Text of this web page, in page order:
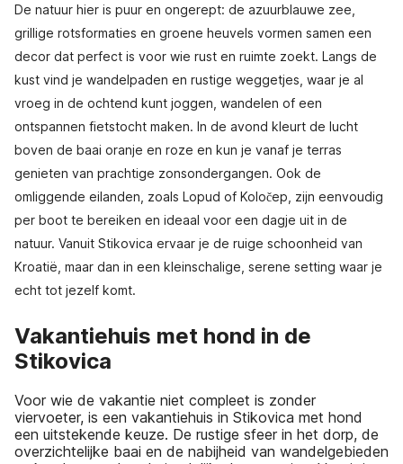
De natuur hier is puur en ongerept: de azuurblauwe zee,
grillige rotsformaties en groene heuvels vormen samen een
decor dat perfect is voor wie rust en ruimte zoekt. Langs de
kust vind je wandelpaden en rustige weggetjes, waar je al
vroeg in de ochtend kunt joggen, wandelen of een
ontspannen fietstocht maken. In de avond kleurt de lucht
boven de baai oranje en roze en kun je vanaf je terras
genieten van prachtige zonsondergangen. Ook de
omliggende eilanden, zoals Lopud of Koločep, zijn eenvoudig
per boot te bereiken en ideaal voor een dagje uit in de
natuur. Vanuit Stikovica ervaar je de ruige schoonheid van
Kroatië, maar dan in een kleinschalige, serene setting waar je
echt tot jezelf komt.
Vakantiehuis met hond in de
Stikovica
Voor wie de vakantie niet compleet is zonder
viervoeter, is een vakantiehuis in Stikovica met hond
een uitstekende keuze. De rustige sfeer in het dorp, de
overzichtelijke baai en de nabijheid van wandelgebieden